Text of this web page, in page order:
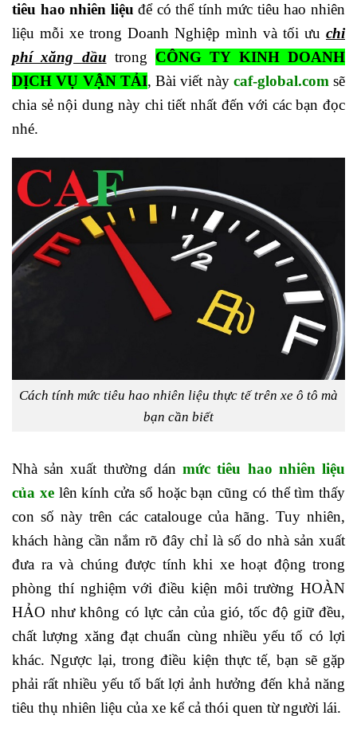
tiêu hao nhiên liệu để có thể tính mức tiêu hao nhiên
liệu mỗi xe trong Doanh Nghiệp mình và tối ưu chi
phí xăng dầu trong CÔNG TY KINH DOANH
DỊCH VỤ VẬN TẢI, Bài viết này caf-global.comsẽ
chia sẻ nội dung này chi tiết nhất đến với các bạn đọc
nhé.
Cách tính mức tiêu hao nhiên liệu thực tế trên xe ô tô mà
bạn cần biết
Nhà sản xuất thường dánmức tiêu hao nhiên liệu
của xelên kính cửa sổ hoặc bạn cũng có thể tìm thấy
con số này trên các catalouge của hãng. Tuy nhiên,
khách hàng cần nắm rõ đây chỉ là số do nhà sản xuất
đưa ra và chúng được tính khi xe hoạt động trong
phòng thí nghiệm với điều kiện môi trường HOÀN
HẢO như không có lực cản của gió, tốc độ giữ đều,
chất lượng xăng đạt chuẩn cùng nhiều yếu tố có lợi
khác. Ngược lại, trong điều kiện thực tế, bạn sẽ gặp
phải rất nhiều yếu tố bất lợi ảnh hưởng đến khả năng
tiêu thụ nhiên liệu của xe kể cả thói quen từ người lái.